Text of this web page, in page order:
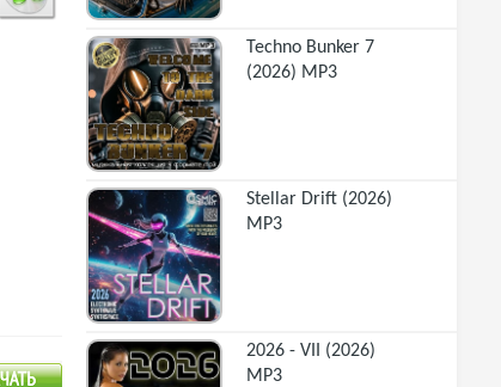
Techno Bunker 7
(2026) MP3
Stellar Drift (2026)
MP3
2026 - VII (2026)
MP3